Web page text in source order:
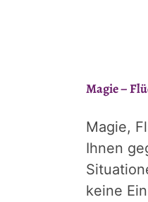
Magie –
Magie,
Ihnen
keine